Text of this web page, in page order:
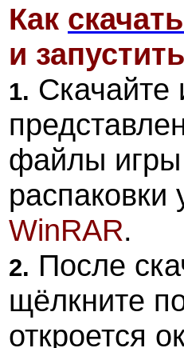
Как
и
1. Скачайте
файлы
WinRAR.
2. После
щёлкните
откроется